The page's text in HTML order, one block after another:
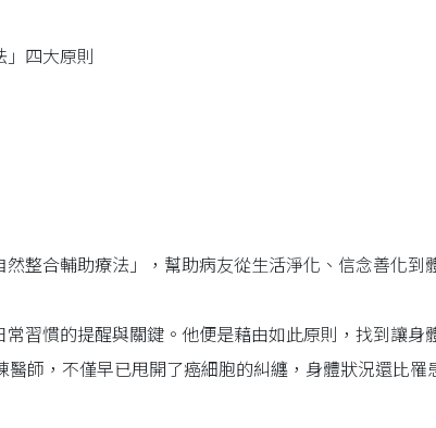
四大原則
整合輔助療法」，幫助病友從生活淨化、信念善化到
習慣的提醒與關鍵。他便是藉由如此原則，找到讓身
師，不僅早已甩開了癌細胞的糾纏，身體狀況還比罹